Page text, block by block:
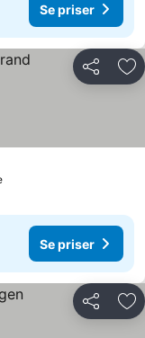
Se priser
Del
Se priser
Del